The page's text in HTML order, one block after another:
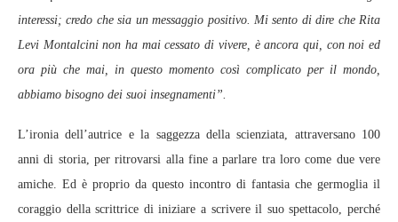
interessi; credo che sia un messaggio positivo. Mi sento di dire che Rita
Levi Montalcini non ha mai cessato di vivere, è ancora qui, con noi ed
ora più che mai, in questo momento così complicato per il mondo,
abbiamo bisogno dei suoi insegnamenti”.
L’ironia dell’autrice e la saggezza della scienziata, attraversano 100
anni di storia, per ritrovarsi alla fine a parlare tra loro come due vere
amiche. Ed è proprio da questo incontro di fantasia che germoglia il
coraggio della scrittrice di iniziare a scrivere il suo spettacolo, perché